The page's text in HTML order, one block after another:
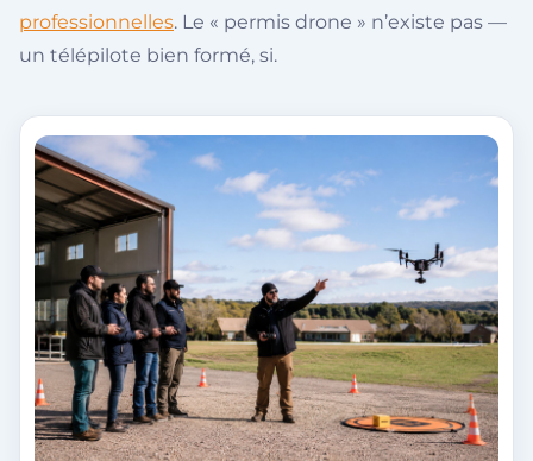
professionnelles. Le « permis drone » n’existe pas —
un télépilote bien formé, si.